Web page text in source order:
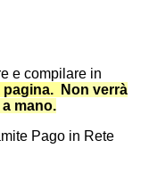
e compilare in
pagina.
Non verrà
mano.
Pago in Rete